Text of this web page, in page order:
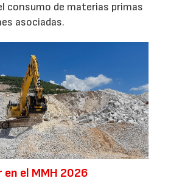
consumo de materias primas
asociadas.
en el MMH 2026